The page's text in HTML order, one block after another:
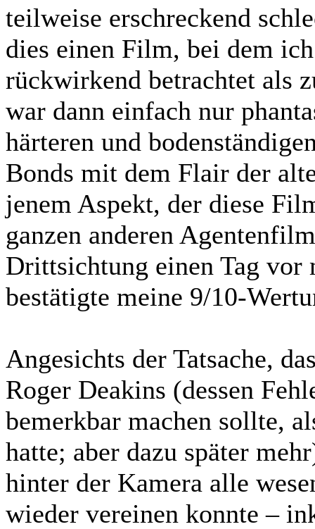
teilweise erschreckend
dies einen Film, bei dem
rückwirkend betrachtet als
war dann einfach nur
härteren und
Bonds mit dem Flair der
jenem Aspekt, der diese
ganzen anderen
Drittsichtung einen Tag vor
bestätigte meine 9/10-
Angesichts der Tatsache,
Roger Deakins (dessen
bemerkbar machen sollte,
hatte; aber dazu später
hinter der Kamera alle
wieder vereinen konnte –